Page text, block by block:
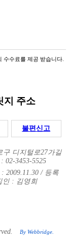
불편신고
디지털로27가길
3453-5525
/ 등록